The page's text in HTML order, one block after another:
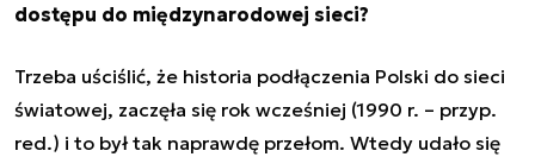
dostępu do międzynarodowej sieci?
Trzeba uściślić, że historia podłączenia Polski do sieci
światowej, zaczęła się rok wcześniej (1990 r. – przyp.
red.) i to był tak naprawdę przełom. Wtedy udało się